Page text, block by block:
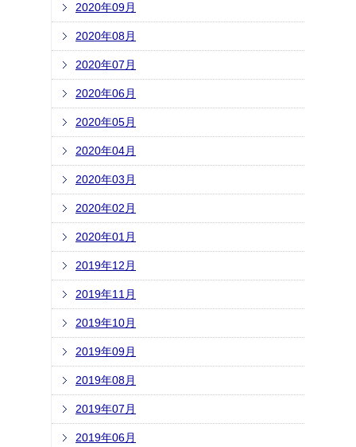
2020年09月
2020年08月
2020年07月
2020年06月
2020年05月
2020年04月
2020年03月
2020年02月
2020年01月
2019年12月
2019年11月
2019年10月
2019年09月
2019年08月
2019年07月
2019年06月